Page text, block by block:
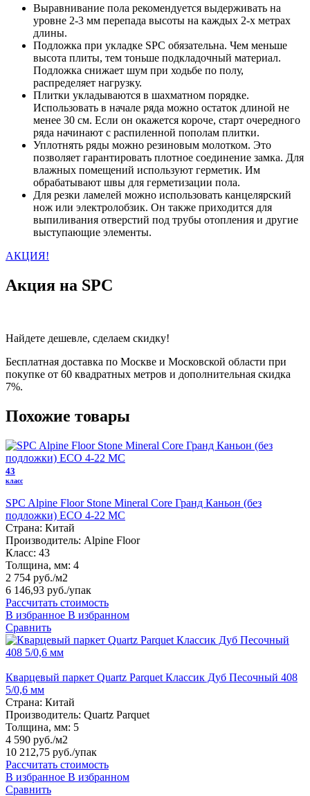
Выравнивание пола рекомендуется выдерживать на
уровне 2-3 мм перепада высоты на каждых 2-х метрах
длины.
Подложка при укладке SPC обязательна. Чем меньше
высота плиты, тем тоньше подкладочный материал.
Подложка снижает шум при ходьбе по полу,
распределяет нагрузку.
Плитки укладываются в шахматном порядке.
Использовать в начале ряда можно остаток длиной не
менее 30 см. Если он окажется короче, старт очередного
ряда начинают с распиленной пополам плитки.
Уплотнять ряды можно резиновым молотком. Это
позволяет гарантировать плотное соединение замка. Для
влажных помещений используют герметик. Им
обрабатывают швы для герметизации пола.
Для резки ламелей можно использовать канцелярский
нож или электролобзик. Он также приходится для
выпиливания отверстий под трубы отопления и другие
выступающие элементы.
АКЦИЯ!
Акция на SPC
Найдете дешевле, сделаем скидку!
Бесплатная доставка по Москве и Московской области при
покупке от 60 квадратных метров и дополнительная скидка
7%.
Похожие товары
43
класс
SPC Alpine Floor Stone Mineral Core Гранд Каньон (без
подложки) ЕСО 4-22 MC
Страна: Китай
Производитель: Alpine Floor
Класс: 43
Толщина, мм: 4
2 754 руб./м2
6 146,93 руб./упак
Рассчитать стоимость
В избранное В избранном
Сравнить
Кварцевый паркет Quartz Parquet Классик Дуб Песочный 408
5/0,6 мм
Страна: Китай
Производитель: Quartz Parquet
Толщина, мм: 5
4 590 руб./м2
10 212,75 руб./упак
Рассчитать стоимость
В избранное В избранном
Сравнить